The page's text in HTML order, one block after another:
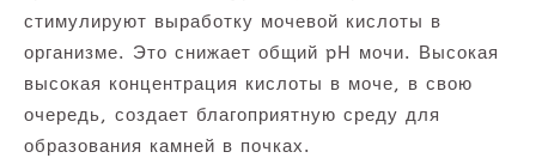
стимулируют выработку мочевой кислоты в
организме. Это снижает общий pH мочи. Высокая
высокая концентрация кислоты в моче, в свою
очередь, создает благоприятную среду для
образования камней в почках.